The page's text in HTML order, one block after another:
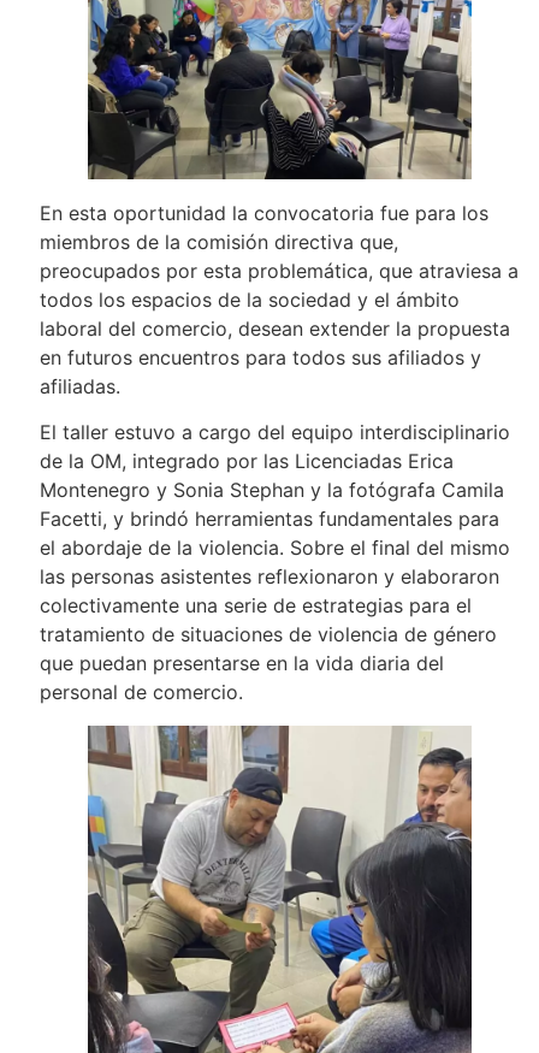
En esta oportunidad la convocatoria fue para los
miembros de la comisión directiva que,
preocupados por esta problemática, que atraviesa a
todos los espacios de la sociedad y el ámbito
laboral del comercio, desean extender la propuesta
en futuros encuentros para todos sus afiliados y
afiliadas.
El taller estuvo a cargo del equipo interdisciplinario
de la OM, integrado por las Licenciadas Erica
Montenegro y Sonia Stephan y la fotógrafa Camila
Facetti, y brindó herramientas fundamentales para
el abordaje de la violencia. Sobre el final del mismo
las personas asistentes reflexionaron y elaboraron
colectivamente una serie de estrategias para el
tratamiento de situaciones de violencia de género
que puedan presentarse en la vida diaria del
personal de comercio.